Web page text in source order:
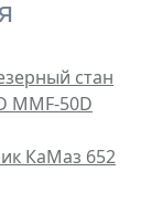
стан
MMF-50D
КаМаз 652